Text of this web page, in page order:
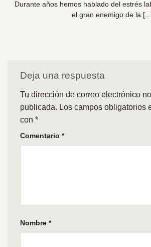
Durante años hemos hablado del estrés
el gran enemigo de la
Deja una respuesta
Tu dirección de correo electrónico
publicada. Los campos obligatorios
con *
Comentario *
Nombre *